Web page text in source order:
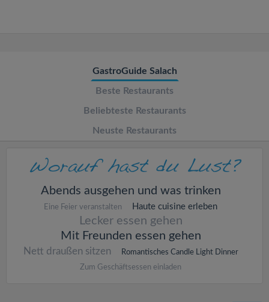
GastroGuide Salach
Beste Restaurants
Beliebteste Restaurants
Neuste Restaurants
Abends ausgehen und was trinken
Eine Feier veranstalten Haute cuisine erleben
Lecker essen gehen
Mit Freunden essen gehen
Nett draußen sitzen
Romantisches Candle Light Dinner
Zum Geschäftsessen einladen
n